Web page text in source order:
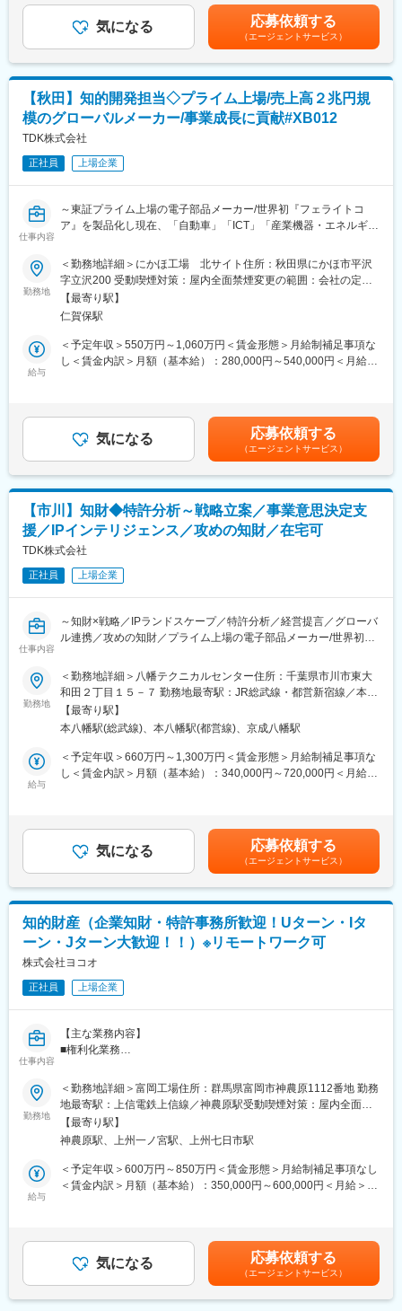
・特許調査分析担当は、上長や先輩の支援を受けながら社内の特
許調査テーマに対し、調査分析、及び提案を担当いただきます。
ただきます。
・5年後：後輩特許実務者を指導しながら、担当テーマの知財戦略
立案、発明発掘、出願権利化を事業執行体の開発者と連携しなが
ら進めていただきます。
＜特許調査分析＞
・3年後：特許調査・分析の実務担当者として、上長サポートのも
と、他部門（研究開発、企画、営業など）と連携し、技術トレン
ドや競合企業の知財動向を分析、他部門へのインサイト提供を通
じて、意思決定支援を行っている。また、上長のサポートのもと
マネタイズ)を推進しています。
・5年後：知財調査・解析の専門家として、主体的に、社内の複数
の部署と連携しながら、特許および非特許情報を基にした新規事
業創出、および、知財を活用したマネタイズテーマの発掘を行
育・指導を通じて、知財リテラシーの向上と組織全体の知財力強
化に貢献、チームの中核メンバーとして信頼される存在となって
・当社では、経営層自ら知財戦略を語ったり、定期的な事業執行
体幹部との知財戦略会議の開催など、知財部署の立ち位置がとて
も重要視されており、成果を出すことで評価されやすい環境にあ
ります。また、発明発掘や出願権利化のみならず、クリアラン
ス、契約、権利活用までの経験機会や外部研修等の機会もあり、
知財担当者としてとてもやりがいが感じられると思います
変更の範囲：会社の定める業務
は固定手当を含めた表記です。
気になる 応募依頼する
（エージェントサービス）
【秋田】知的開発担当◇プライム上場/売上高２兆円規
模のグローバルメーカー/事業成長に貢献#XB012
TDK株式会社
正社員 上場企業
仕事内容
～東証プライム上場の電子部品メーカー/世界初『フェライトコ
ア』を製品化し現在、「自動車」「ICT」「産業機器・エネルギ
カンパニー～
知財第1開発部では、従来から行っている出願/権利化、ノウハウ
管理、FTO調査等の知財活動に加えて、IPランドスケープ等の知
財分析、事業部門と連携した知財戦略作成まで行う、事業の利益
により貢献できる組織を支える人材を求めています。
・IPランドスケープを含めた知財分析
・事業戦略に沿った知財戦略作成
・知的財産権の活用（売却・権利行使）
ご入社後は、まず国内事業部門の出願/権利化、FTO調査、知財分
析から業務をお任せし、将来的には事業部門と連携した知財戦略
作成やマネジメント業務をお任せしたいと思います。
■業務の魅力
・TDKの事業成長に知財の視点から直接的または間接的に貢献で
きる業務です。
・出願/権利化といった従来の知財業務の枠を超え、如何に知的財
が求められています。積極的に現場に足を運び、開発状況、事業
状況にもっとも適した知財戦略を事業部門と共に練り上げること
を実践してみたいという方の応募をお待ちしています。
・また、「TDK United」という多様な人材が協力し合うTDKの文
で、海外での業務に興味があるにもお勧めです。
・失敗を恐れず挑戦するベンチャースピリットを大切にするTDK
TDKは、世界30以上の国・地域に250拠点以上を展開するグロー
バル企業。磁性技術を核に、自動車・ICT・産業機器・エネルギー
の3市場で事業を拡大中。海外売上高比率約90％を誇り、M&Aや
研究開発投資にも積極的です。
変更の範囲：会社の定める業務
勤務地
＜勤務地詳細＞にかほ工場 北サイト住所：秋田県にかほ市平沢
字立沢200 受動喫煙対策：屋内全面禁煙変更の範囲：会社の定め
る事業所（リモートワーク含む）
【最寄り駅】
仁賀保駅
給与
＜予定年収＞550万円～1,060万円＜賃金形態＞月給制補足事項な
し＜賃金内訳＞月額（基本給）：280,000円～540,000円＜月給＞
給(月額)は固定手当を含めた表記です。
気になる 応募依頼する
（エージェントサービス）
【市川】知財◆特許分析～戦略立案／事業意思決定支
援／IPインテリジェンス／攻めの知財／在宅可
TDK株式会社
正社員 上場企業
仕事内容
～知財×戦略／IPランドスケープ／特許分析／経営提言／グローバ
ル連携／攻めの知財／プライム上場の電子部品メーカー/世界初
器・エネルギー」の3つの成長市場で拡大・海外売上高比率91.9％
のグローバルカンパニー～
特許実務の経験を基点に、分析と提言で事業意思決定に踏み込む
ポジション。IPインテリジェンスを通じ、経営・事業部門に価値
を返す役割を担います。
・IPランドスケープの作成
・IP情報やIPランドスケープ等のIPインテリジェンスの事業部門
*ご入社後は、まず国内事業部門の知財分析と提言から業務をお任
せし、将来的には海外子会社を含むグローバルな知財戦略の分析
と提言をお任せしたいと思います。
■業務の魅力
・特許分析から経営層への提言まで一貫して関与
・知財を起点に事業戦略へ影響を与える役割
・AI活用を含む分析高度化に挑戦可能
■募集背景
掲げ、GX（グリーントランスフォーメーション）とDX（デジタ
ルトランスフォーメーション）という社会の大きな変革に貢献
し、「世界のお客様と共に成長するNo.1パートナー」を目指して
います。この目標達成のためには、「未来構想力」を強化し、事
す。知財戦略部は、知財情報を活用して事業成長を促進する「知
財インテリジェンス機能」を強化しており、経営層や事業部門へ
■当業務の魅力点・応募者へのメッセージ
・TDKの事業成長に知財の視点から直接的または間接的に貢献で
きる業務です。知財情報を活用した市場分析や競合分析を通じ
て、関係事業/研究部門のトップに知財戦略を直接提言することが
勤務地
＜勤務地詳細＞八幡テクニカルセンター住所：千葉県市川市東大
和田２丁目１５－７ 勤務地最寄駅：JR総武線・都営新宿線／本八
幡駅受動喫煙対策：屋内全面禁煙変更の範囲：会社の定める事業
所（リモートワーク含む）
【最寄り駅】
本八幡駅(総武線)、本八幡駅(都営線)、京成八幡駅
給与
＜予定年収＞660万円～1,300万円＜賃金形態＞月給制補足事項な
し＜賃金内訳＞月額（基本給）：340,000円～720,000円＜月給＞
給(月額)は固定手当を含めた表記です。
気になる 応募依頼する
（エージェントサービス）
知的財産（企業知財・特許事務所歓迎！Uターン・Iタ
ーン・Jターン大歓迎！！）※リモートワーク可
株式会社ヨコオ
正社員 上場企業
仕事内容
【主な業務内容】
■権利化業務
・先行技術調査
・国内外の出願・権利化
■分析／解析・戦略業務
・知財情報分析／解析
・知財戦略立案
■活用・リスク対応業務
・自社知財の権利活用と他社知財に対するリスク回避対応
・社内知財啓発活動
・社内外関係者との連携・交流活動
勤務地
＜勤務地詳細＞富岡工場住所：群馬県富岡市神農原1112番地 勤務
地最寄駅：上信電鉄上信線／神農原駅受動喫煙対策：屋内全面禁
煙変更の範囲：会社の定める事業所（リモートワーク含む）
【最寄り駅】
神農原駅、上州一ノ宮駅、上州七日市駅
給与
＜予定年収＞600万円～850万円＜賃金形態＞月給制補足事項なし
＜賃金内訳＞月額（基本給）：350,000円～600,000円＜月給＞
月・12月）※昨年度実績：約5.5か月分■昇給：年1回（4月）賃金
はあくまでも目安の金額であり、選考を通じて上下する可能性が
あります。月給(月額)は固定手当を含めた表記です。
気になる 応募依頼する
（エージェントサービス）